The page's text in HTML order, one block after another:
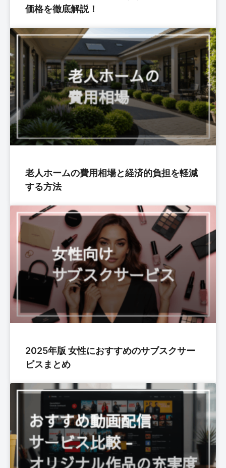
価格を徹底解説！
老人ホームの費用相場と経済的負担を軽減
する方法
2025年版 女性におすすめのサブスクサー
ビスまとめ